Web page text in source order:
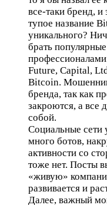
все-таки бренд,
тупое название
уникального?
брать
Future, Capital,
Bitcoin.
бренда, так как
закроются, а все
собой.
Социальные сети
много ботов,
активности со
тоже нет. Посты
«живую»
развивается и
Далее, важный